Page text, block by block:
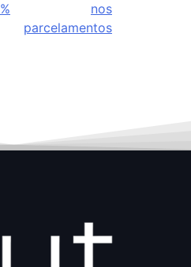
nos
parcelamentos